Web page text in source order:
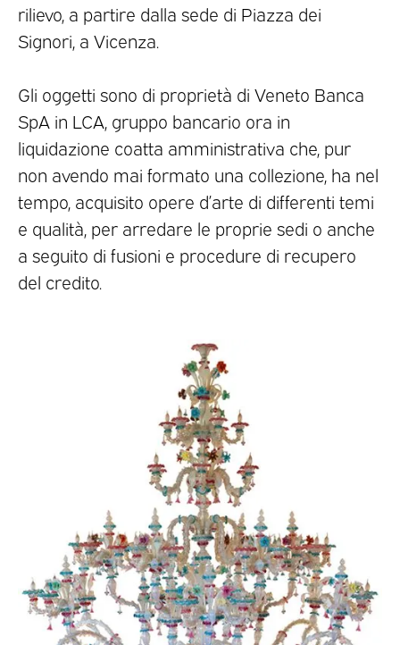
rilievo, a partire dalla sede di Piazza dei
Signori, a Vicenza.
Gli oggetti sono di proprietà di Veneto Banca
SpA in LCA, gruppo bancario ora in
liquidazione coatta amministrativa che, pur
non avendo mai formato una collezione, ha nel
tempo, acquisito opere d’arte di differenti temi
e qualità, per arredare le proprie sedi o anche
a seguito di fusioni e procedure di recupero
del credito.